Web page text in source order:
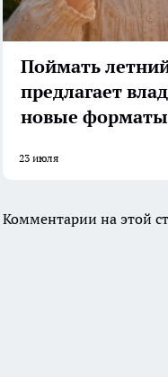
Поймать
предлагает
новые форматы
23 июля
Комментарии на этой